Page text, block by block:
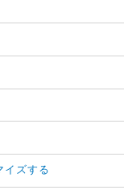
イズする